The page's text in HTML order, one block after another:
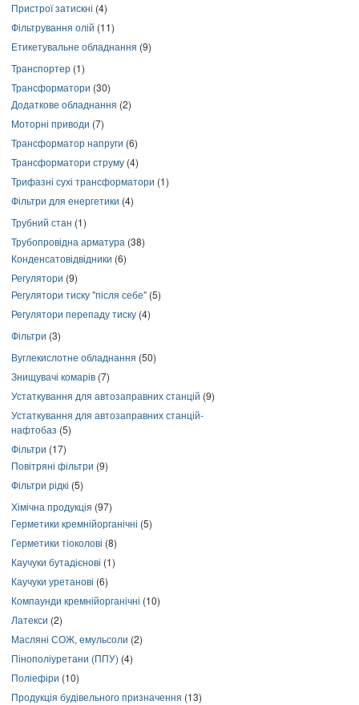
Пристрої затискні (4)
Фільтрування олій (11)
Етикетувальне обладнання (9)
Транспортер (1)
Трансформатори (30)
Додаткове обладнання (2)
Моторні приводи (7)
Трансформатор напруги (6)
Трансформатори струму (4)
Трифазні сухі трансформатори (1)
Фільтри для енергетики (4)
Трубний стан (1)
Трубопровідна арматура (38)
Конденсатовідвідники (6)
Регулятори (9)
Регулятори тиску "після себе" (5)
Регулятори перепаду тиску (4)
Фільтри (3)
Вуглекислотне обладнання (50)
Знищувачі комарів (7)
Устаткування для автозаправних станцій (9)
Устаткування для автозаправних станцій-
нафтобаз (5)
Фільтри (17)
Повітряні фільтри (9)
Фільтри рідкі (5)
Хімічна продукція (97)
Герметики кремнійорганічні (5)
Герметики тіоколові (8)
Каучуки бутадієнові (1)
Каучуки уретанові (6)
Компаунди кремнійорганічні (10)
Латекси (2)
Масляні СОЖ, емульсоли (2)
Пінополіуретани (ППУ) (4)
Поліефіри (10)
Продукція будівельного призначення (13)